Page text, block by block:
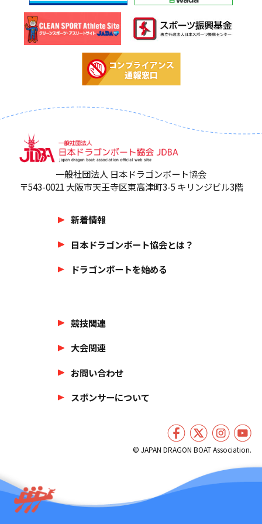
一般社団法人 日本ドラゴンボート協会
〒543-0021 大阪市天王寺区東高津町3-5 キリンジビル3階
新着情報
日本ドラゴンボート協会とは？
ドラゴンボートを始める
競技関連
大会関連
お問い合わせ
スポンサーについて
© JAPAN DRAGON BOAT Association.